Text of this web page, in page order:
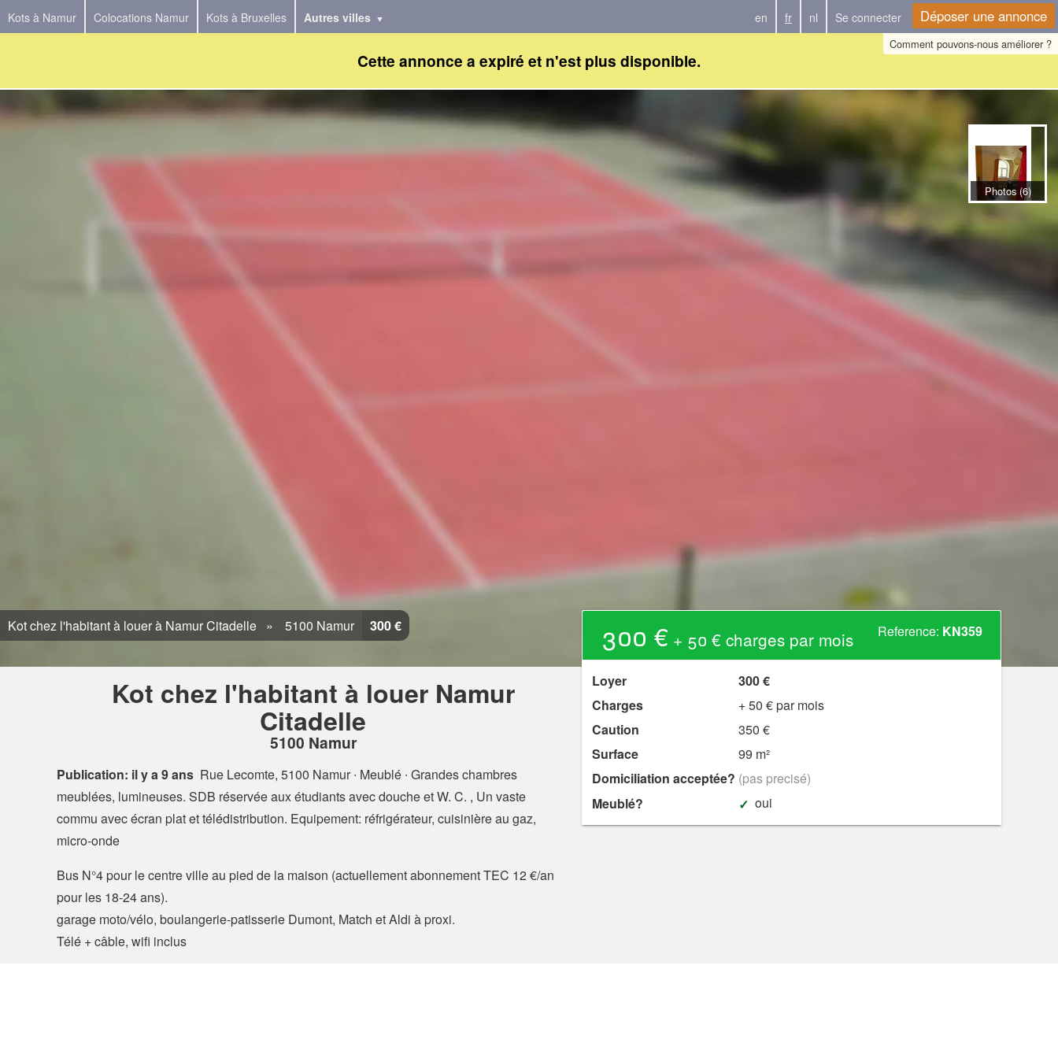
Kots à Namur Colocations Namur Kots à Bruxelles Autres villes en fr nl Se connecter Déposer une annonce
Comment pouvons-nous améliorer ?
Cette annonce a expiré et n'est plus disponible.
Kot chez l'habitant à louer à Namur Citadelle 5100 Namur 300 €
Kot chez l'habitant à louer Namur
Citadelle
5100 Namur
Publication: il y a 9 ans Rue Lecomte, 5100 Namur∙ Meublé ∙ Grandes chambres
meublées, lumineuses. SDB réservée aux étudiants avec douche et W. C. , Un vaste
commu avec écran plat et télédistribution. Equipement: réfrigérateur, cuisinière au gaz,
micro-onde
Bus N°4 pour le centre ville au pied de la maison (actuellement abonnement TEC 12 €/an
pour les 18-24 ans).
garage moto/vélo, boulangerie-patisserie Dumont, Match et Aldi à proxi.
Télé + câble, wifi inclus
300 €+ 50 € charges par mois Reference: KN359
Loyer
300 €
Charges
+ 50 € par mois
Caution
350 €
Surface
99 m²
Domiciliation acceptée? (pas precisé)
Meublé?
oui